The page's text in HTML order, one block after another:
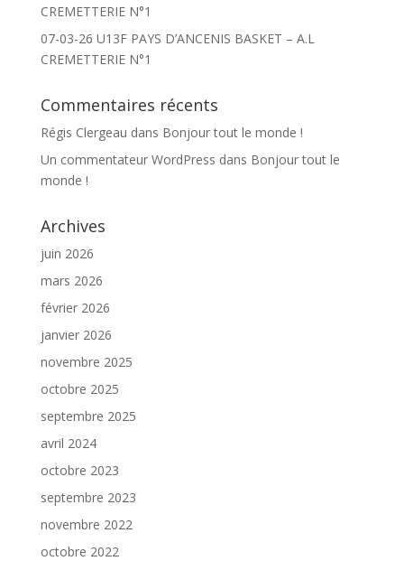
CREMETTERIE N°1
07-03-26 U13F PAYS D’ANCENIS BASKET – A.L
CREMETTERIE N°1
Commentaires récents
Régis Clergeau dans Bonjour tout le monde !
Un commentateur WordPress dans Bonjour tout le
monde !
Archives
juin 2026
mars 2026
février 2026
janvier 2026
novembre 2025
octobre 2025
septembre 2025
avril 2024
octobre 2023
septembre 2023
novembre 2022
octobre 2022